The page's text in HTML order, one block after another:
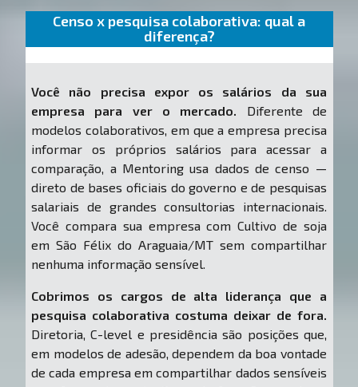
Censo x pesquisa colaborativa: qual a
diferença?
Você não precisa expor os salários da sua
empresa para ver o mercado. Diferente de
modelos colaborativos, em que a empresa precisa
informar os próprios salários para acessar a
comparação, a Mentoring usa dados de censo —
direto de bases oficiais do governo e de pesquisas
salariais de grandes consultorias internacionais.
Você compara sua empresa com Cultivo de soja
em São Félix do Araguaia/MT sem compartilhar
nenhuma informação sensível.
Cobrimos os cargos de alta liderança que a
pesquisa colaborativa costuma deixar de fora.
Diretoria, C-level e presidência são posições que,
em modelos de adesão, dependem da boa vontade
de cada empresa em compartilhar dados sensíveis